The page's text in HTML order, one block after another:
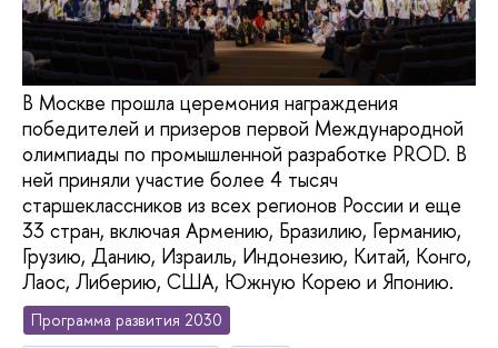
В Москве прошла церемония награждения
победителей и призеров первой Международной
олимпиады по промышленной разработке PROD. В
ней приняли участие более 4 тысяч
старшеклассников из всех регионов России и еще
33 стран, включая Армению, Бразилию, Германию,
Грузию, Данию, Израиль, Индонезию, Китай, Конго,
Лаос, Либерию, США, Южную Корею и Японию.
Программа развития 2030